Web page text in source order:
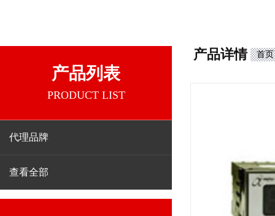
产品列表
PRODUCT LIST
代理品牌
查看全部
产品详情 首页